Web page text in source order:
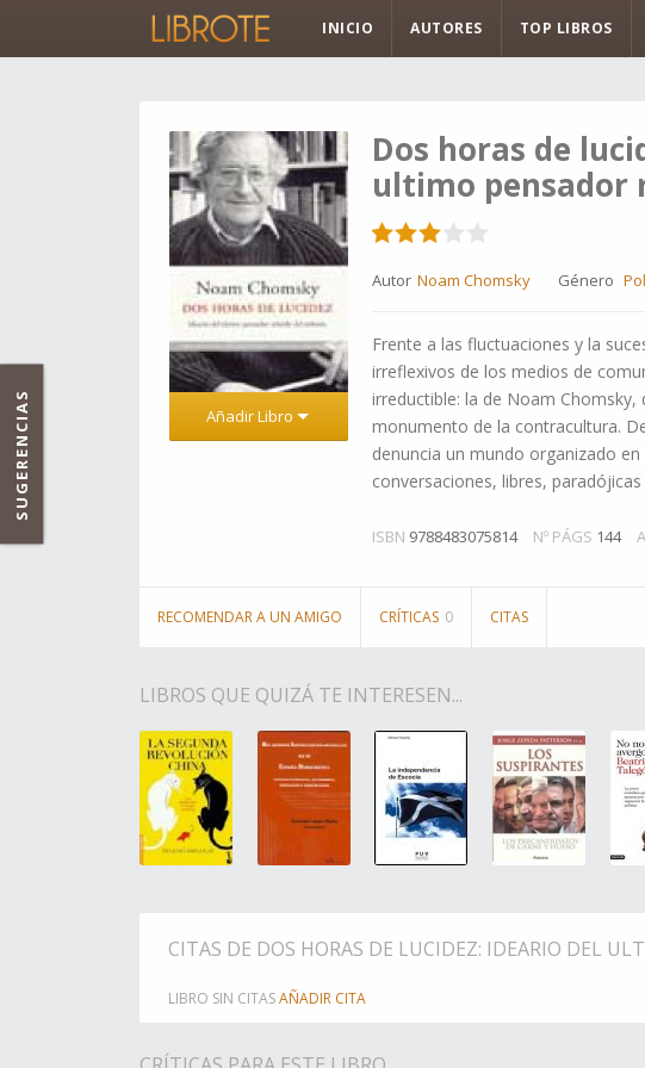
INICIO AUTORES TOP LIBROS
Añadir Libro
Dos horas de
ultimo pensador
Autor Noam Chomsky Género
Frente a las fluctuaciones y la
irreflexivos de los medios de
irreductible: la de Noam
monumento de la contracultura.
denuncia un mundo organizado
conversaciones, libres,
ISBN 9788483075814 Nº PÁGS 144
RECOMENDAR A UN AMIGO CRÍTICAS 0 CITAS
LIBROS QUE QUIZÁ TE INTERESEN...
CITAS DE DOS HORAS DE LUCIDEZ: IDEARIO DEL
LIBRO SIN CITASAÑADIR CITA
SUGERENCIAS